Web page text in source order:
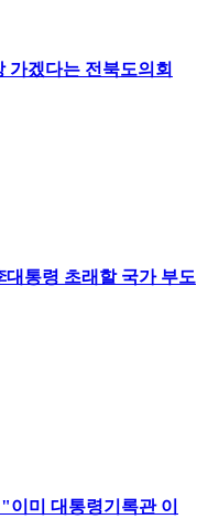
겠다는 전북도의회
통령 초래할 국가 부도
미 대통령기록관 이